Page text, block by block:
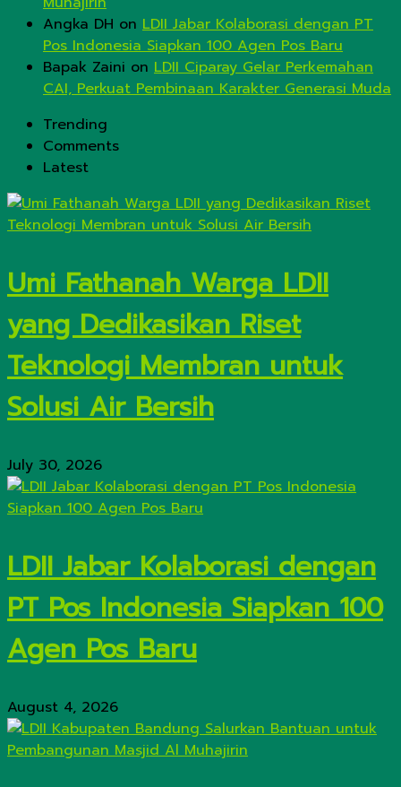
Angka DH on LDII Jabar Kolaborasi dengan PT
Pos Indonesia Siapkan 100 Agen Pos Baru
Bapak Zaini on LDII Ciparay Gelar Perkemahan
CAI, Perkuat Pembinaan Karakter Generasi Muda
Trending
Comments
Latest
Umi Fathanah Warga LDII
yang Dedikasikan Riset
Teknologi Membran untuk
Solusi Air Bersih
July 30, 2026
LDII Jabar Kolaborasi dengan
PT Pos Indonesia Siapkan 100
Agen Pos Baru
August 4, 2026